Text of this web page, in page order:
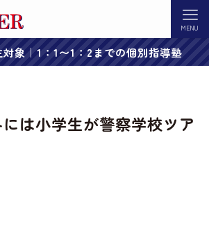
MENU
象｜1：1〜1：2までの個別指導塾
は小学生が警察学校ツア